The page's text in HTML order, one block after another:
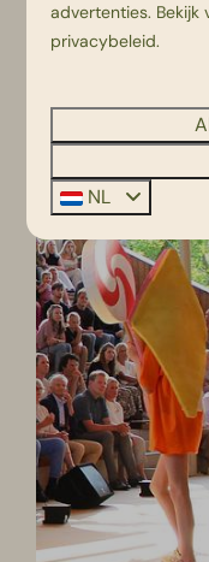
advertenties. Bekijk
privacybeleid.
NL